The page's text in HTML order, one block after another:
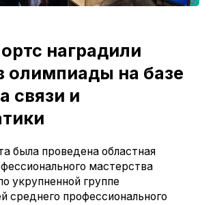
наградили
олимпиады на базе
связи и
была проведена областная
мастерства
укрупненной группе
среднего профессионального